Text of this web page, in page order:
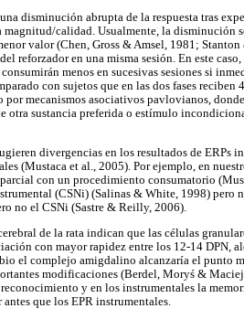
disminución abrupta de la respuesta tras
calidad. Usualmente, la disminución
valor (Chen, Gross & Amsel, 1981;
reforzador en una misma sesión. En este
menos en sucesivas sesiones si
con sujetos que en las dos fases reciben
por mecanismos asociativos pavlovianos,
otra sustancia preferida o estímulo
divergencias en los resultados de ERPs
(Mustaca et al., 2005). Por ejemplo, en
con un procedimiento consumatorio
(CSNi) (Salinas & White, 1998) pero
no el CSNi (Sastre & Reilly, 2006).
de la rata indican que las células
con mayor rapidez entre los 12-14 DPN,
el complejo amigdalino alcanzaría el punto
modificaciones (Berdel, Moryś &
y en los instrumentales la
que los EPR instrumentales.